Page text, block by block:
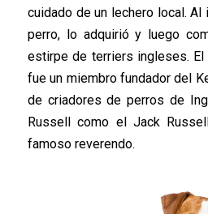
cuidadode un lechero local.Al
perro, lo adquirióy luego
estirpe de terriers ingleses.
fue un miembro fundador del
de criadores de perros de
Russellcomo el Jack
famoso reverendo.